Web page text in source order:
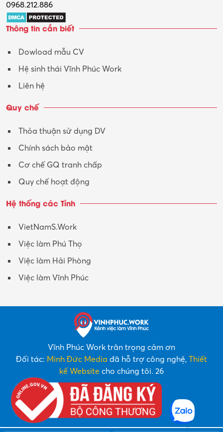
Trợ lý
Tư vấn
Tư vấn – Kiến trúc
Y tế-Dược
0968.212.886
Thông tin cần biết
Dowload mẫu CV
Hệ sinh thái Vĩnh Phúc Work
Liên hệ
Quy chế
Thỏa thuận sử dụng DV
Chính sách bảo mật
Cơ chế GQ tranh chấp
Quy chế hoạt động
Hệ thống các Tỉnh
VietNamS.Work
Việc làm Phú Thọ
Việc làm Hải Phòng
Việc làm Vĩnh Phúc
Vĩnh Phúc Work trân trọng cảm ơn
Đối tác: Minh Đức Media đã hỗ trợ công nghệ, Thiết
kế Website cho chúng tôi. 26